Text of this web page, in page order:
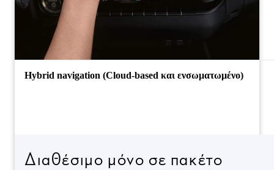
Hybrid navigation (Cloud-based και ενσωματωμένο)
Διαθέσιμο μόνο σε πακέτο